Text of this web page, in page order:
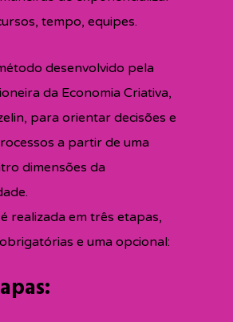
tempo, equipes.
desenvolvido pela
da Economia Criativa,
para orientar decisões e
a partir de uma
dimensões da
realizada em três etapas,
e uma opcional: